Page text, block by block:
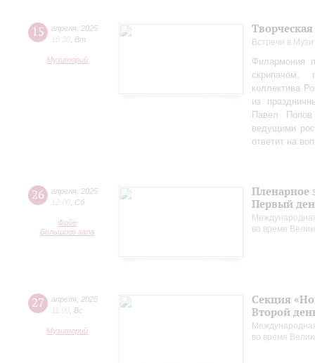
15 апреля 2025
18:30 Вт
Музиторий
Встречи в
Филармония
скрипачом,
коллектива
из
Павел
ведущими
ответит на
26 апреля 2025
12:00 Сб
Фойе
Большого зала
Пленарное
Первый
во время
27 апреля 2025
11:00 Вс
Музиторий
Секция
Второй
во время